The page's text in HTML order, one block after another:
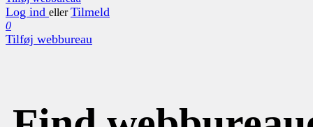
Log ind eller Tilmeld
0
Tilføj webbureau